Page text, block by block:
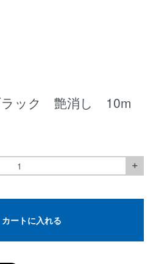
ラック 艶消し 10m
＋
カートに入れる